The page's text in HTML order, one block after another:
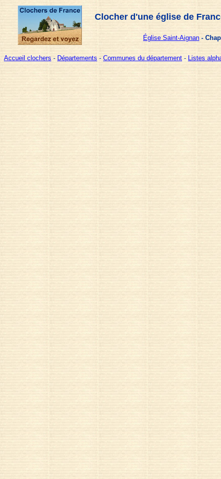
Clocher d'une église de
Église Saint-Aignan -
Accueil clochers - Départements - Communes du département - Listes